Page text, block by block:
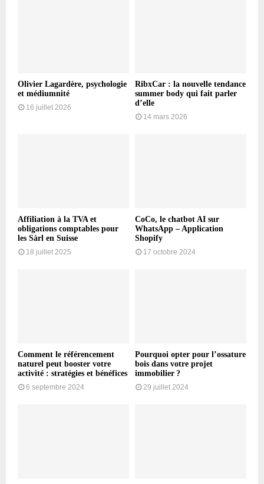
Olivier Lagardère, psychologie
et médiumnité
16 juillet 2026
RibxCar : la nouvelle tendance
summer body qui fait parler
d’elle
14 mars 2026
Affiliation à la TVA et
obligations comptables pour
les Sàrl en Suisse
18 juillet 2025
CoCo, le chatbot AI sur
WhatsApp – Application
Shopify
17 octobre 2024
Comment le référencement
naturel peut booster votre
activité : stratégies et bénéfices
6 septembre 2024
Pourquoi opter pour l’ossature
bois dans votre projet
immobilier ?
29 juillet 2024